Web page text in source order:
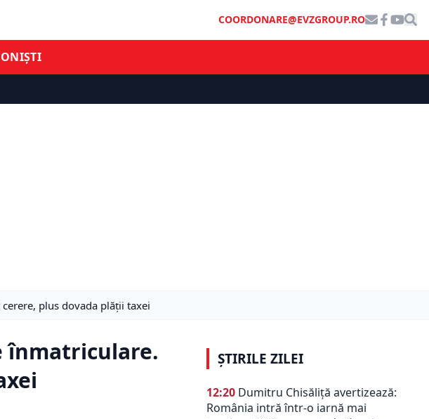
COORDONARE@EVZGROUP.RO
plus dovada plății taxei
înmatriculare.
ȘTIRILE ZILEI
12:20 Dumitru Chisăliță avertizează:
România intră într-o iarnă mai